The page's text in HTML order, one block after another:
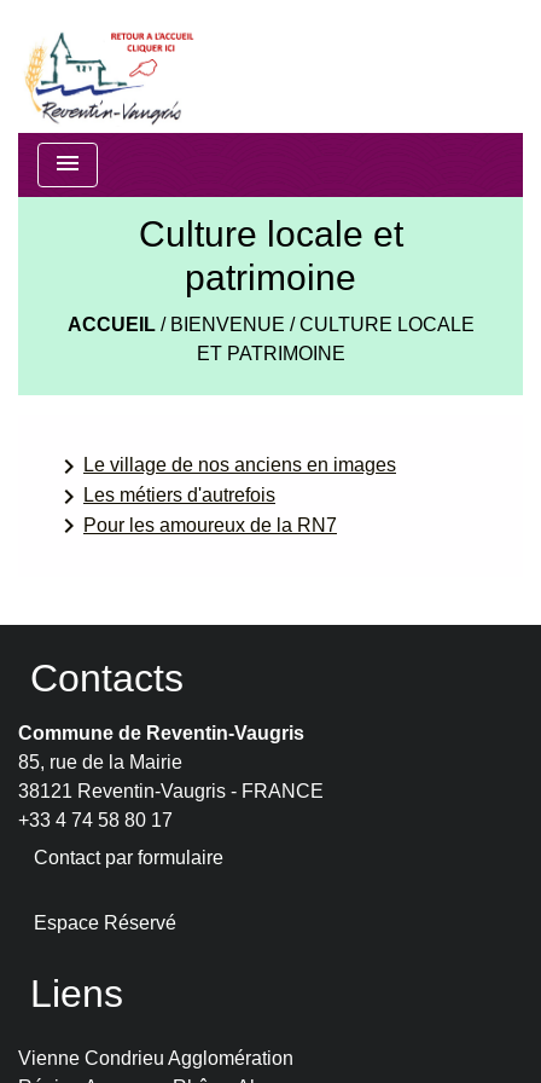
menu
Culture locale et
patrimoine
ACCUEIL/ BIENVENUE /CULTURE LOCALE
ET PATRIMOINE
keyboard_arrow_right Le village de nos anciens en images
keyboard_arrow_right Les métiers d'autrefois
keyboard_arrow_right Pour les amoureux de la RN7
Contacts
Commune de Reventin-Vaugris
85, rue de la Mairie
38121 Reventin-Vaugris - FRANCE
+33 4 74 58 80 17
Contact par formulaire
Espace Réservé
Liens
Vienne Condrieu Agglomération